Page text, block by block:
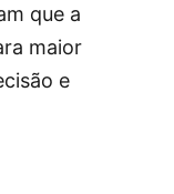
que a
maior
e